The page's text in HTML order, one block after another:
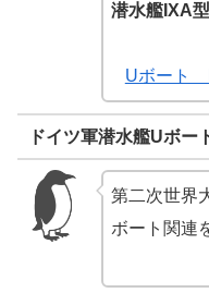
潜水艦IXA
Uボート
ドイツ軍潜水艦Uボー
第二次世界
ボート関連